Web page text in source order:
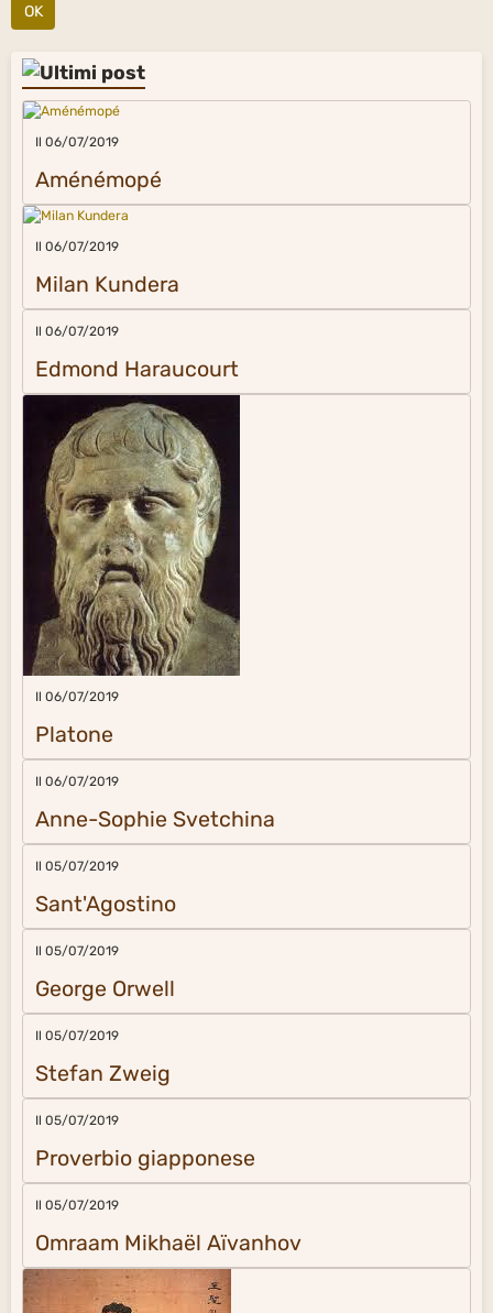
OK
Il 06/07/2019
Aménémopé
Il 06/07/2019
Milan Kundera
Il 06/07/2019
Edmond Haraucourt
Il 06/07/2019
Platone
Il 06/07/2019
Anne-Sophie Svetchina
Il 05/07/2019
Sant'Agostino
Il 05/07/2019
George Orwell
Il 05/07/2019
Stefan Zweig
Il 05/07/2019
Proverbio giapponese
Il 05/07/2019
Omraam Mikhaël Aïvanhov